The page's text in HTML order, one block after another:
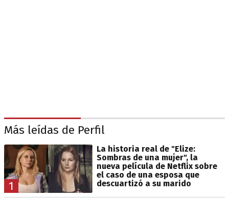
Más leídas de Perfil
1
La historia real de "Elize:
Sombras de una mujer", la
nueva película de Netflix sobre
el caso de una esposa que
descuartizó a su marido